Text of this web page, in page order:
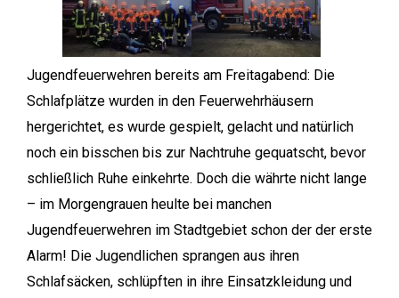
Jugendfeuerwehren bereits am Freitagabend: Die
Schlafplätze wurden in den Feuerwehrhäusern
hergerichtet, es wurde gespielt, gelacht und natürlich
noch ein bisschen bis zur Nachtruhe gequatscht, bevor
schließlich Ruhe einkehrte. Doch die währte nicht lange
– im Morgengrauen heulte bei manchen
Jugendfeuerwehren im Stadtgebiet schon der der erste
Alarm! Die Jugendlichen sprangen aus ihren
Schlafsäcken, schlüpften in ihre Einsatzkleidung und